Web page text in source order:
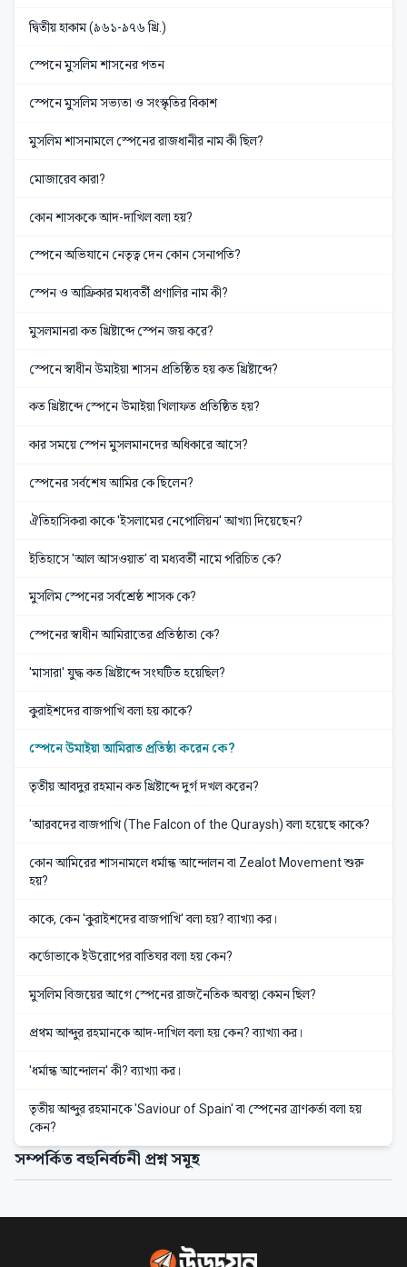
দ্বিতীয় হাকাম (৯৬১-৯৭৬ খ্রি.)
স্পেনে মুসলিম শাসনের পতন
স্পেনে মুসলিম সভ্যতা ও সংস্কৃতির বিকাশ
মুসলিম শাসনামলে স্পেনের রাজধানীর নাম কী ছিল?
মোজারেব কারা?
কোন শাসককে আদ-দাখিল বলা হয়?
স্পেনে অভিযানে নেতৃত্ব দেন কোন সেনাপতি?
স্পেন ও আফ্রিকার মধ্যবর্তী প্রণালির নাম কী?
মুসলমানরা কত খ্রিষ্টাব্দে স্পেন জয় করে?
স্পেনে স্বাধীন উমাইয়া শাসন প্রতিষ্ঠিত হয় কত খ্রিষ্টাব্দে?
কত খ্রিষ্টাব্দে স্পেনে উমাইয়া খিলাফত প্রতিষ্ঠিত হয়?
কার সময়ে স্পেন মুসলমানদের অধিকারে আসে?
স্পেনের সর্বশেষ আমির কে ছিলেন?
ঐতিহাসিকরা কাকে 'ইসলামের নেপোলিয়ন' আখ্যা দিয়েছেন?
ইতিহাসে 'আল আসওয়াত' বা মধ্যবর্তী নামে পরিচিত কে?
মুসলিম স্পেনের সর্বশ্রেষ্ঠ শাসক কে?
স্পেনের স্বাধীন আমিরাতের প্রতিষ্ঠাতা কে?
'মাসারা' যুদ্ধ কত খ্রিষ্টাব্দে সংঘটিত হয়েছিল?
কুরাইশদের বাজপাখি বলা হয় কাকে?
স্পেনে উমাইয়া আমিরাত প্রতিষ্ঠা করেন কে?
তৃতীয় আবদুর রহমান কত খ্রিষ্টাব্দে দুর্গ দখল করেন?
'আরবদের বাজপাখি (The Falcon of the Quraysh) বলা হয়েছে কাকে?
কোন আমিরের শাসনামলে ধর্মান্ধ আন্দোলন বা Zealot Movement শুরু
হয়?
কাকে, কেন 'কুরাইশদের বাজপাখি' বলা হয়? ব্যাখ্যা কর।
কর্ডোভাকে ইউরোপের বাতিঘর বলা হয় কেন?
মুসলিম বিজয়ের আগে স্পেনের রাজনৈতিক অবস্থা কেমন ছিল?
প্রথম আব্দুর রহমানকে আদ-দাখিল বলা হয় কেন? ব্যাখ্যা কর।
'ধর্মান্ধ আন্দোলন' কী? ব্যাখ্যা কর।
তৃতীয় আব্দুর রহমানকে 'Saviour of Spain' বা স্পেনের ত্রাণকর্তা বলা হয়
কেন?
সম্পর্কিত বহুনির্বচনী প্রশ্ন সমূহ